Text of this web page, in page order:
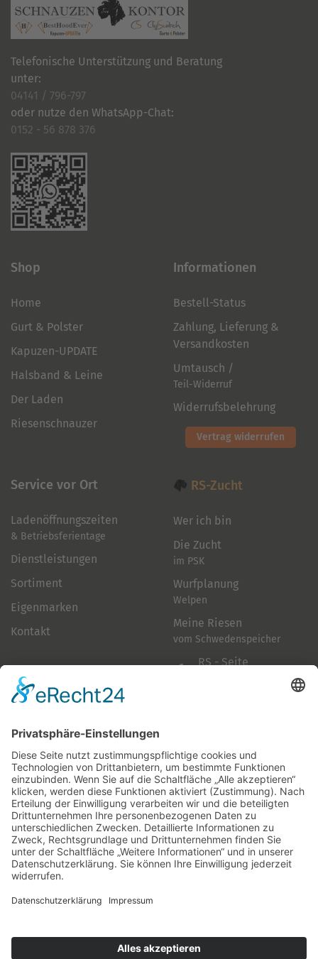
Telefonische Unterstützung und Beratung
unter:
04141 / 796-797
oder nutze den WhatsApp-Chat:
0152 - 56 878 376
Shop
Home
Gurt & Polster
Kapuzen-UPDATE
Halsband & Leine
Der Laden
Riesenschnauzer
Informationen
Bestell-Status
Zahlung, Lieferung &
Versandkosten
Umtausch /
Teil-Widerruf
Widerrufsbelehrung
Vertrag widerrufen
Service vor Ort
Ladenöffnungszeiten
& Betriebsferientage
Dienstleistungen
Sortiment
Eigenmarken
Kontakt
RS-Zucht
Wer ich bin
Die Zucht
im PSK
Wurfplanung
Welpen
Meine Riesen
vom Schwedenspeicher
RS - Seite
Folge mir
Zahlungsarten
& Vorab-Überweisung
Alle Preise inkl. gesetzl. Mehrwertsteuer zzgl.
Datenschutzerklärung